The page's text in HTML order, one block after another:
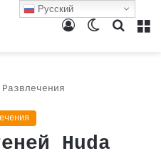
Поиск
Switch
Войти
Развлечения
Huda
Русский